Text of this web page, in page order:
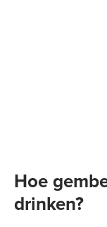
Hoe
drinken?